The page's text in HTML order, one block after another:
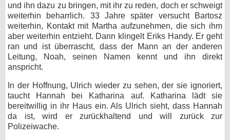
und ihn dazu zu bringen, mit ihr zu reden, doch er schweigt
weiterhin beharrlich. 33 Jahre später versucht Bartosz
weiterhin, Kontakt mit Martha aufzunehmen, die sich ihm
aber weiterhin entzieht. Dann klingelt Eriks Handy. Er geht
ran und ist überrascht, dass der Mann an der anderen
Leitung, Noah, seinen Namen kennt und ihn direkt
anspricht.
In der Hoffnung, Ulrich wieder zu sehen, der sie ignoriert,
taucht Hannah bei Katharina auf. Katharina lädt sie
bereitwillig in ihr Haus ein. Als Ulrich sieht, dass Hannah
da ist, wird er zurückhaltend und will zurück zur
Polizeiwache.